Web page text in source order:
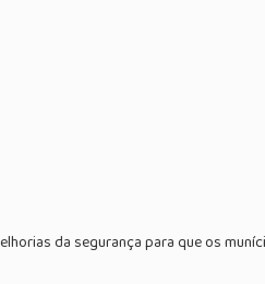
da segurança para que os